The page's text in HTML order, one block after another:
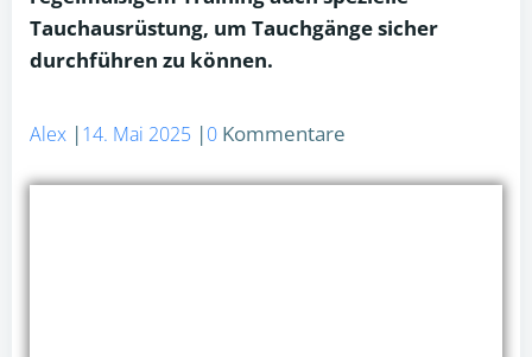
Tauchausrüstung, um Tauchgänge sicher
durchführen zu können.
Alex |14. Mai 2025 |0 Kommentare